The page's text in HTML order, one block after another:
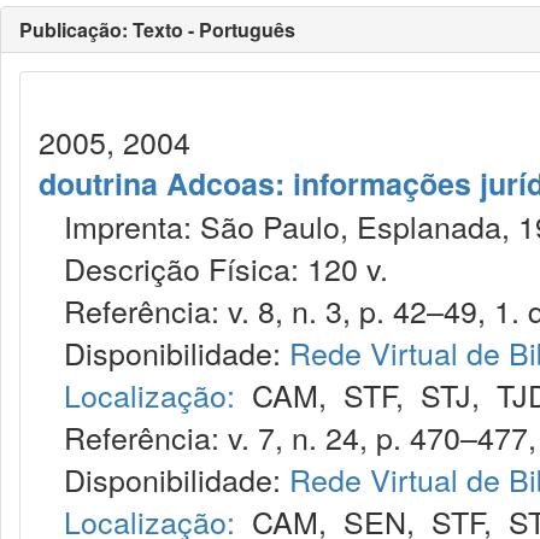
Publicação: Texto - Português
2005, 2004
doutrina Adcoas: informações
Imprenta: São Paulo, Esplanada,
Descrição Física: 120 v.
Referência: v. 8, n. 3, p. 42–49, 1.
Disponibilidade: Rede Virtual de
Localização: CAM, STF, STJ,
Referência: v. 7, n. 24, p.
Disponibilidade: Rede Virtual de
Localização: CAM, SEN, STF,